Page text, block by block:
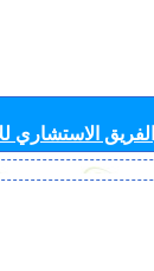
الاستشاري